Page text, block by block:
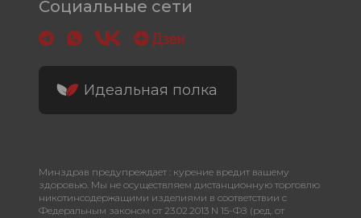
Социальные сети
Идеальная полка
Минздрав предупреждает : курение вредит вашему
здоровью. Мы не осуществляем дистанционную торговлю
никотинсодержащими изделиями в соответствии с
Федеральным законом от 23.02.2013 N 15-ФЗ (ред. от